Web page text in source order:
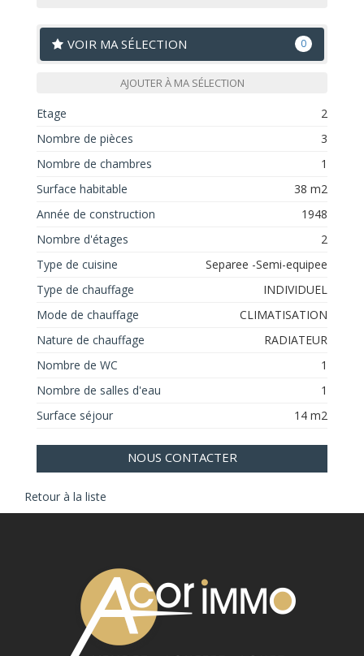
VOIR MA SÉLECTION 0
AJOUTER À MA SÉLECTION
Etage
2
Nombre de pièces
3
Nombre de chambres
1
Surface habitable
38 m2
Année de construction
1948
Nombre d'étages
2
Type de cuisine
Separee -Semi-equipee
Type de chauffage
INDIVIDUEL
Mode de chauffage
CLIMATISATION
Nature de chauffage
RADIATEUR
Nombre de WC
1
Nombre de salles d'eau
1
Surface séjour
14 m2
NOUS CONTACTER
Retour à la liste